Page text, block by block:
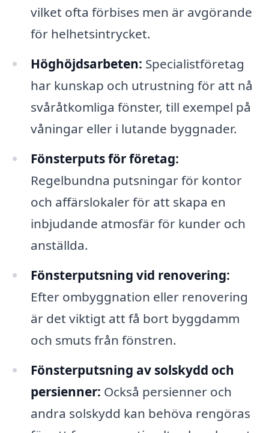
vilket ofta förbises men är avgörande
för helhetsintrycket.
Höghöjdsarbeten: Specialistföretag
har kunskap och utrustning för att nå
svåråtkomliga fönster, till exempel på
våningar eller i lutande byggnader.
Fönsterputs för företag:
Regelbundna putsningar för kontor
och affärslokaler för att skapa en
inbjudande atmosfär för kunder och
anställda.
Fönsterputsning vid renovering:
Efter ombyggnation eller renovering
är det viktigt att få bort byggdamm
och smuts från fönstren.
Fönsterputsning av solskydd och
persienner: Också persienner och
andra solskydd kan behöva rengöras